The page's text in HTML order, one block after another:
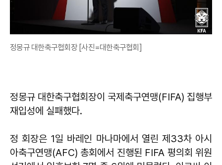
정몽규 대한축구협회장 [사진=대한축구협회]
정몽규 대한축구협회장이 국제축구연맹(FIFA) 집행부
재입성에 실패했다.
정 회장은 1일 바레인 마나마에서 열린 제33차 아시
아축구연맹(AFC) 총회에서 진행된 FIFA 평의회 위원